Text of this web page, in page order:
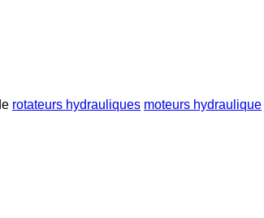
rotateurs hydrauliques moteurs hydraulique